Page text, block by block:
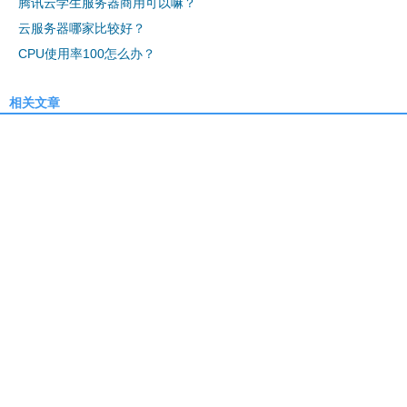
云服务器哪家比较好？
CPU使用率100怎么办？
相关文章